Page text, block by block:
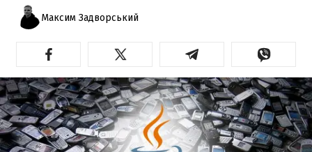
Максим Задворський